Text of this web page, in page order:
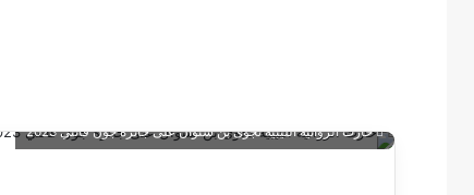
حازت الروائية الليبية نجوى بن شتوان على جائزة جون فانتي 2023